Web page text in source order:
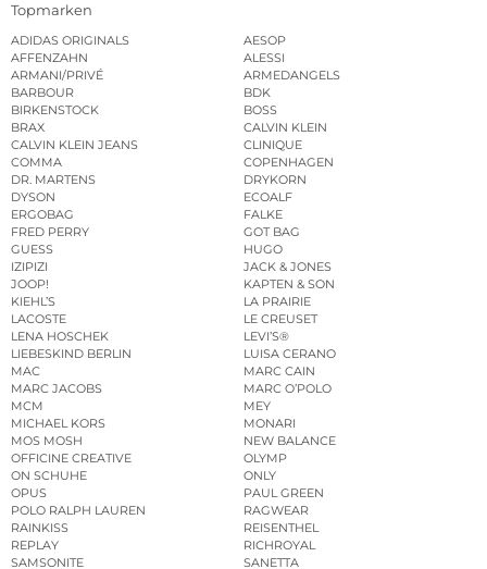
Topmarken
ADIDAS ORIGINALS
AESOP
AFFENZAHN
ALESSI
ARMANI/PRIVÉ
ARMEDANGELS
BARBOUR
BDK
BIRKENSTOCK
BOSS
BRAX
CALVIN KLEIN
CALVIN KLEIN JEANS
CLINIQUE
COMMA
COPENHAGEN
DR. MARTENS
DRYKORN
DYSON
ECOALF
ERGOBAG
FALKE
FRED PERRY
GOT BAG
GUESS
HUGO
IZIPIZI
JACK & JONES
JOOP!
KAPTEN & SON
KIEHL’S
LA PRAIRIE
LACOSTE
LE CREUSET
LENA HOSCHEK
LEVI’S®
LIEBESKIND BERLIN
LUISA CERANO
MAC
MARC CAIN
MARC JACOBS
MARC O’POLO
MCM
MEY
MICHAEL KORS
MONARI
MOS MOSH
NEW BALANCE
OFFICINE CREATIVE
OLYMP
ON SCHUHE
ONLY
OPUS
PAUL GREEN
POLO RALPH LAUREN
RAGWEAR
RAINKISS
REISENTHEL
REPLAY
RICHROYAL
SAMSONITE
SANETTA